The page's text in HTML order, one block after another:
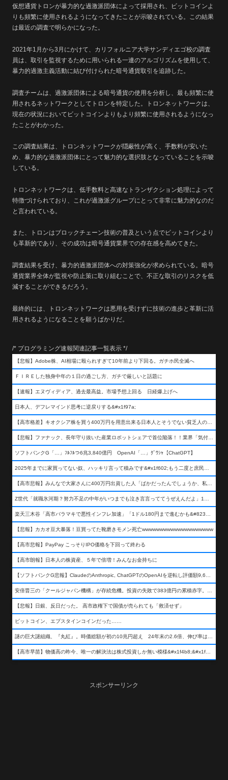
仮想通貨トロンが暴力的な過激派団体によって採用され、ビットコインよ
りも頻繁に使用されるようになってきたことが示唆されている。この結果
は最近の調査で明らかになった。
2021年1月から3月にかけて、カリフォルニア大学サンディエゴ校の調査
員は、取引を監視するために用いられる一連のアルゴリズムを使用して、
暴力的過激主義活動に結び付けられた暗号通貨取引を追跡した。
調査チームは、過激派団体による暗号通貨の使用を分析し、最も頻繁に使
用されるネットワークとしてトロンを特定した。トロンネットワークは、
現在の状況においてビットコインよりもより頻繁に使用されるようになっ
たことがわかった。
この調査結果は、トロンネットワークが隠蔽性が高く、手数料が安いた
め、暴力的な過激派団体にとって魅力的な選択肢となっていることを示唆
している。
トロンネットワークは、低手数料と高速なトランザクション処理によって
特徴づけられており、これが過激派グループにとって非常に魅力的なのだ
と言われている。
また、トロンはブロックチェーン技術の普及という点でビットコインより
も革新的であり、その成功は暗号通貨業界での存在感を高めてきた。
調査結果を受け、暴力的過激派団体への対策強化が求められている。暗号
通貨業界全体が監視や防止策に取り組むことで、不正な取引のリスクを低
減することができるだろう。
最終的には、トロンネットワークは悪用を受けずに技術の進歩と革新に活
用されるようになることを願うばかりだ。
/* プログラミング速報関連記事一覧表示 */
【悲報】Adobe株、AI相場に殴られすぎて10年前より下回る。ガチホ民全滅へ
ＦＩＲＥした独身中年の１日の過ごし方、ガチで厳しいと話題に
【速報】エヌヴィディア、過去最高益。市場予想上回る 日経爆上げへ
日本人、デフレマインド思考に逆戻りする&#x1f97a;
ソフトバンクG「…」ﾌﾙﾌﾙつ6兆3,840億円 OpenAI「…」ｸﾞﾜｼｬ【ChatGPT】
【悲報】カカオ豆大暴落！豆買ってた靴磨きモメン死亡wwwwwwwwwwwwwwwwwwww
【高市悲報】PayPay こっそりIPO価格を下回って終わる
【高市朗報】日本人の株資産、５年で倍増！みんなお金持ちに
【悲報】日銀、反日だった。 高市政権下で国債が売られても「救済せず」
ビットコイン、エプスタインコインだった……
スポンサーリンク